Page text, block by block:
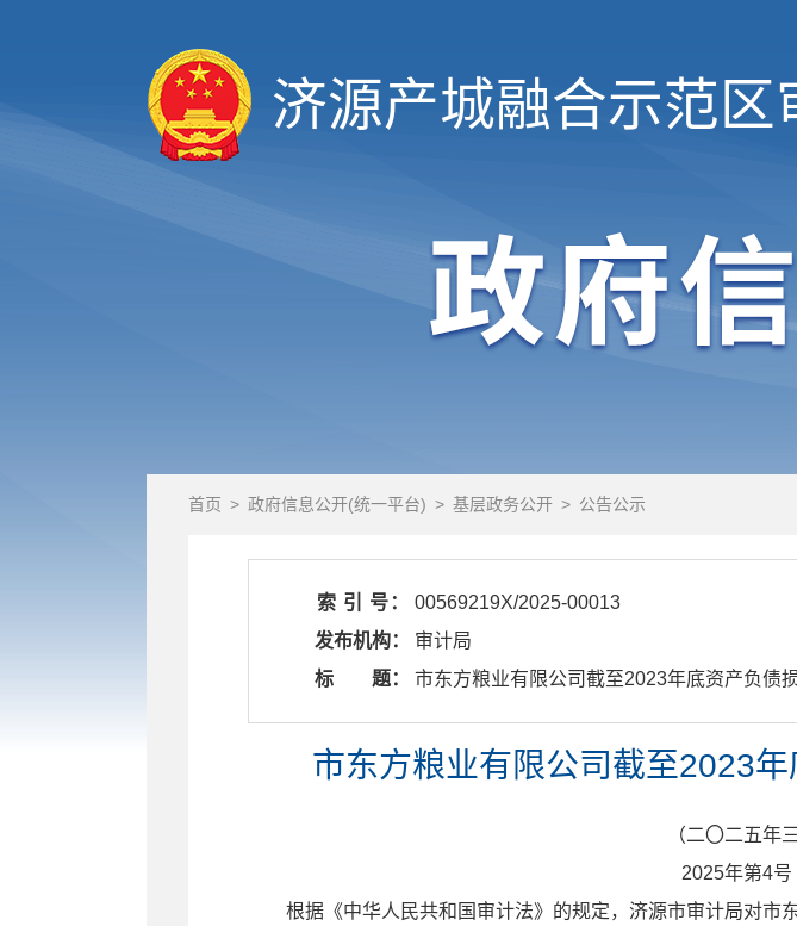
济源产城融合示范区
首页 > 政府信息公开(统一平台) > 基层政务公开 > 公告公示
索 引 号： 00569219X/2025-00013
发布机构：
审计局
标 题：
市东方粮业有限公司截至2023年底资产负债
市东方粮业有限公司截至2023
（二〇二五年
2025年第4号
根据《中华人民共和国审计法》的规定，济源市审计局对市